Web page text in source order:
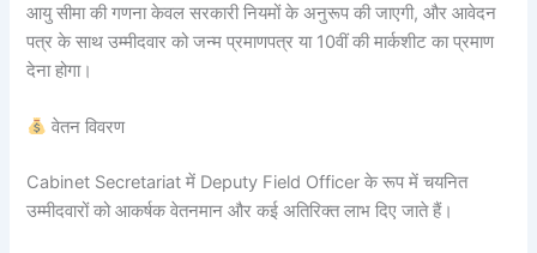
आयु सीमा की गणना केवल सरकारी नियमों के अनुरूप की जाएगी, और आवेदन
पत्र के साथ उम्मीदवार को जन्म प्रमाणपत्र या 10वीं की मार्कशीट का प्रमाण
देना होगा।
वेतन विवरण
Cabinet Secretariat में Deputy Field Officer के रूप में चयनित
उम्मीदवारों को आकर्षक वेतनमान और कई अतिरिक्त लाभ दिए जाते हैं।